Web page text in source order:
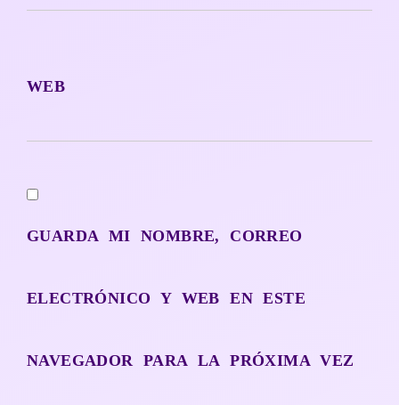
WEB
GUARDA MI NOMBRE, CORREO
ELECTRÓNICO Y WEB EN ESTE
NAVEGADOR PARA LA PRÓXIMA VEZ